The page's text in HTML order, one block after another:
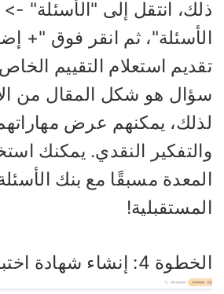
انتقل إلى "الأسئلة" ->
ثم انقر فوق "+
استعلام التقييم الخاص
هو شكل المقال من
يمكنهم عرض مهاراتهم
النقدي. يمكنك
مسبقًا مع بنك الأسئلة
4: إنشاء شهادة اختبار